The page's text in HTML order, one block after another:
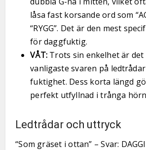
låsa fast korsande ord som
“RYGG”. Det är den mest
för daggfuktig.
VÅT:Trots sin enkelhet är det
vanligaste svaren på
fuktighet. Dess korta längd
perfekt utfyllnad i trånga
Ledtrådar och uttryck
“Som gräset i ottan” – Svar: